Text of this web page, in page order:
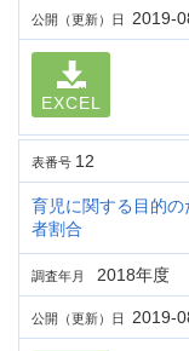
公開（更新）日 2019-
EXCEL
表番号 12
育児に関する目的
者割合
調査年月 2018年度
公開（更新）日 2019-